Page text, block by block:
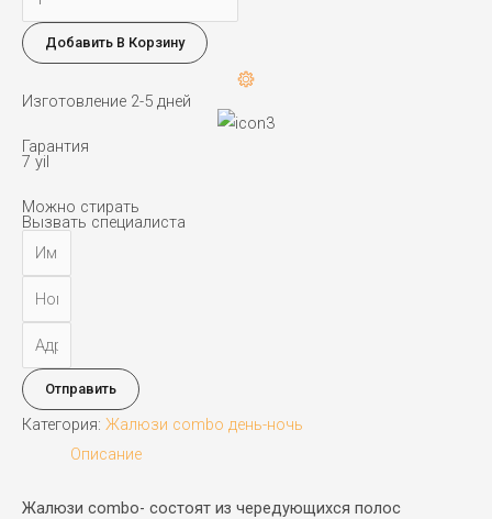
товара
Жалюзи
день-
ночь
Добавить В Корзину
Изготовление 2-5 дней
Гарантия
7 yil
Можно стирать
Вызвать специалиста
Отправить
Категория: Жалюзи combo день-ночь
Описание
Жалюзи combo- состоят из чередующихся полос